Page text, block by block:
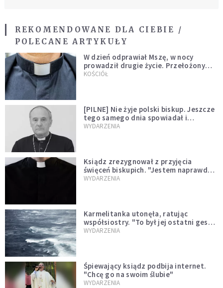
REKOMENDOWANE DLA CIEBIE /
POLECANE ARTYKUŁY
W dzień odprawiał Mszę, w nocy
prowadził drugie życie. Przełożony
kazał mu opuścić zakon
KOŚCIÓŁ
[PILNE] Nie żyje polski biskup. Jeszcze
tego samego dnia spowiadał i
sprawował Mszę świętą
WYDARZENIA
Ksiądz zrezygnował z przyjęcia
święceń biskupich. "Jestem naprawdę
niegodny"
WYDARZENIA
Karmelitanka utonęła, ratując
współsiostry. "To był jej ostatni gest
miłości"
WYDARZENIA
Śpiewający ksiądz podbija internet.
"Chcę go na swoim ślubie"
WYDARZENIA